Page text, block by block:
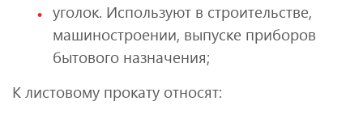
уголок. Используют в строительстве,
машиностроении, выпуске приборов
бытового назначения;
К листовому прокату относят: